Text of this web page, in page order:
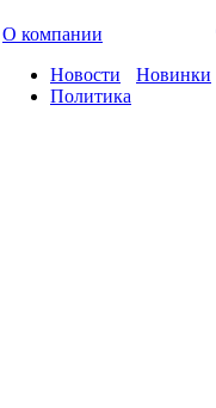
О компании
Новости
Политика
Новинки